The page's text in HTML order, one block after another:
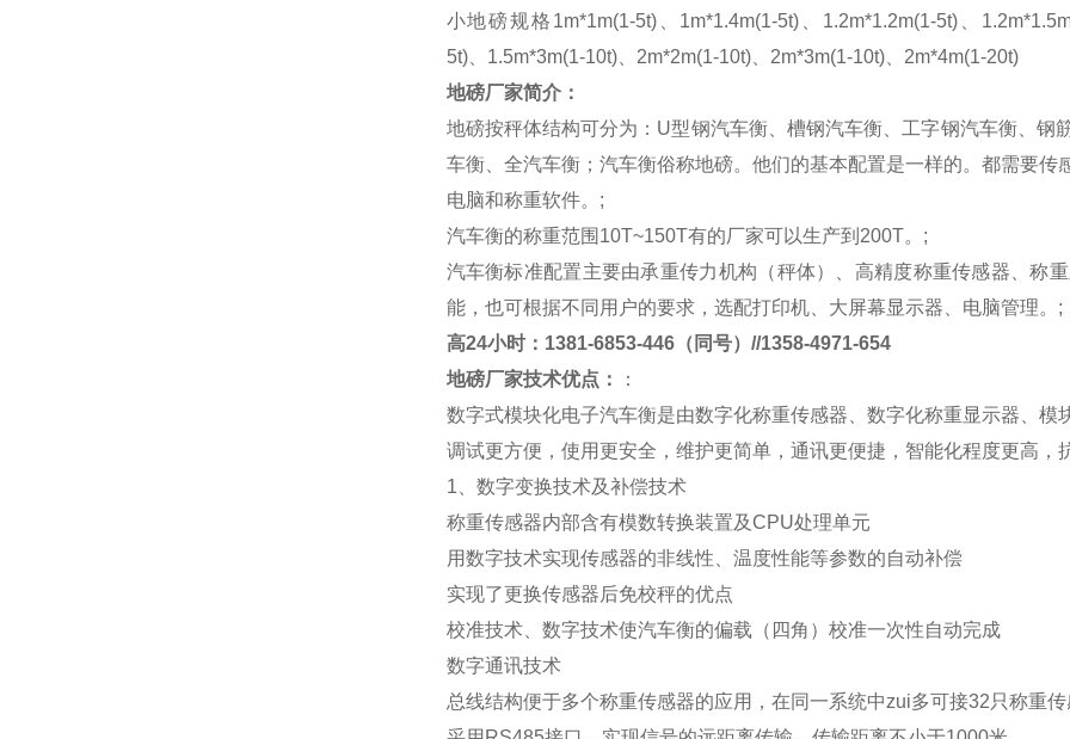
小地磅规格 1m*1m(1-5t)、1m*1.4m(1-5t)、1.2m*1.2m(1-5t)、
5t)、1.5m*3m(1-10t)、2m*2m(1-10t)、2m*3m(1-10t)、2m*4m(1-20t)
地磅厂家简介：
地磅按秤体结构可分为： U型钢汽车衡、槽钢汽车衡、工字钢汽车衡、钢
车衡、全汽车衡；汽车衡俗称地磅。他们的基本配置是一样的。都需要
电脑和称重软件。 ;
汽车衡的称重范围 10T~150T有的厂家可以生产到 200T。 ;
汽车衡标准配置主要由承重传力机构（秤体）、高精度称重传感器、称
能，也可根据不同用户的要求，选配打印机、大屏幕显示器、电脑管理。 ;
高24小时：1381-6853-446（同号）//1358-4971-654
地磅厂家技术优点：
：
数字式模块化电子汽车衡是由数字化称重传感器、数字化称重显示器、
调试更方便，使用更安全，维护更简单，通讯更便捷，智能化程度更高，
1 、数字变换技术及补偿技术
称重传感器内部含有模数转换装置及CPU处理单元
用数字技术实现传感器的非线性、温度性能等参数的自动补偿
实现了更换传感器后免校秤的优点
校准技术、数字技术使汽车衡的偏载（四角）校准一次性自动完成
数字通讯技术
总线结构便于多个称重传感器的应用，在同一系统中zui多可接32 只称重